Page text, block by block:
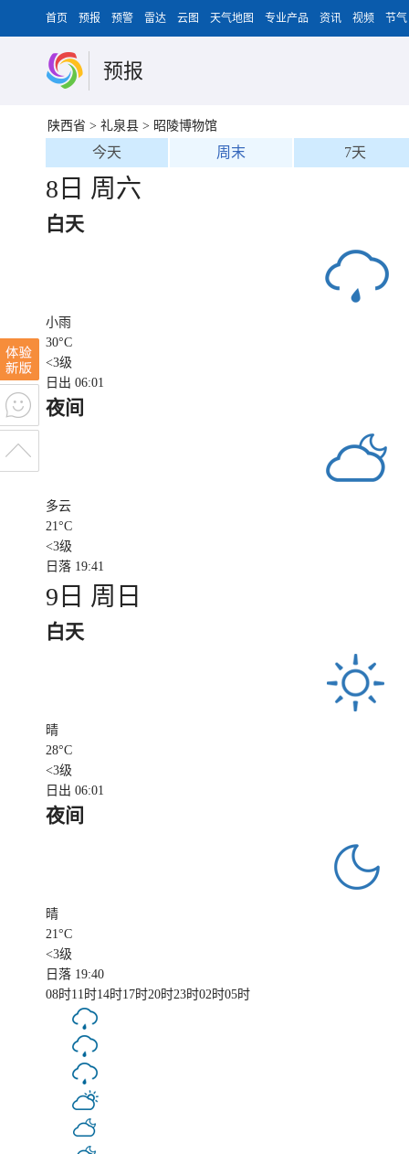
首页 预报 预警 雷达 云图 天气地图 专业产品 资讯 视频 节气
预报
陕西省 > 礼泉县 > 昭陵博物馆
今天 周末 7天
8日 周六
白天
小雨
30°C
<3级
日出 06:01
夜间
多云
21°C
<3级
日落 19:41
9日 周日
白天
晴
28°C
<3级
日出 06:01
夜间
晴
21°C
<3级
日落 19:40
08时11时14时17时20时23时02时05时